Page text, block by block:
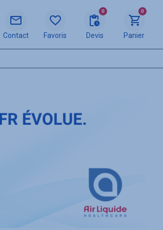
Contact Favoris
0
Devis
0
Panier